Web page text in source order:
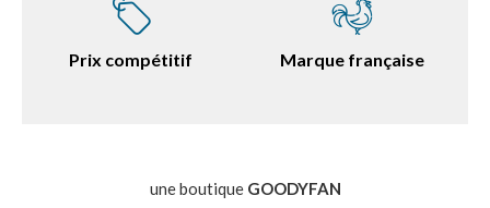
Prix compétitif Marque française
une boutique GOODYFAN